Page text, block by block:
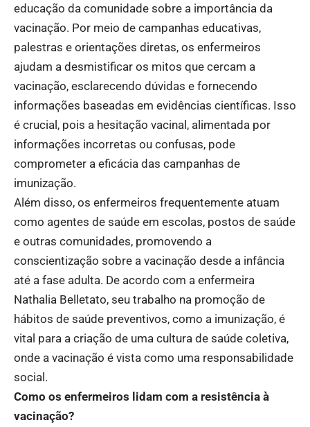
educação da comunidade sobre a importância da
vacinação. Por meio de campanhas educativas,
palestras e orientações diretas, os enfermeiros
ajudam a desmistificar os mitos que cercam a
vacinação, esclarecendo dúvidas e fornecendo
informações baseadas em evidências científicas. Isso
é crucial, pois a hesitação vacinal, alimentada por
informações incorretas ou confusas, pode
comprometer a eficácia das campanhas de
imunização.
Além disso, os enfermeiros frequentemente atuam
como agentes de saúde em escolas, postos de saúde
e outras comunidades, promovendo a
conscientização sobre a vacinação desde a infância
até a fase adulta. De acordo com a enfermeira
Nathalia Belletato, seu trabalho na promoção de
hábitos de saúde preventivos, como a imunização, é
vital para a criação de uma cultura de saúde coletiva,
onde a vacinação é vista como uma responsabilidade
social.
Como os enfermeiros lidam com a resistência à
vacinação?